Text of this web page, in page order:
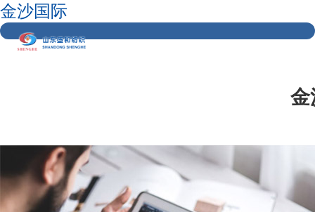
金沙国际
金